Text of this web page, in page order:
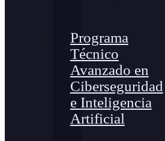
Programa
Técnico
Avanzado en
Ciberseguridad
e Inteligencia
Artificial